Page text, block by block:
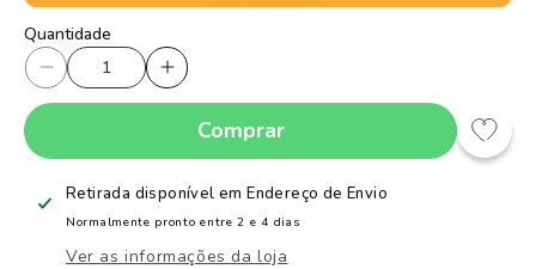
Quantidade
Quantidade
Diminuir
a
de
Tênis
Kidy
Energy
Aumentar
a
quantidade
de
Tênis
Kidy
Energy
Comprar
Retirada disponível emEndereço de Envio
Normalmente pronto entre 2 e 4 dias
Ver as informações da loja